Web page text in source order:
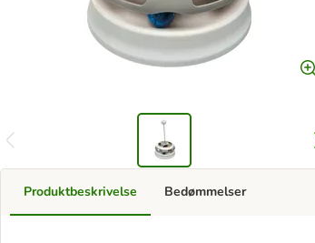
Produktbeskrivelse Bedømmelser